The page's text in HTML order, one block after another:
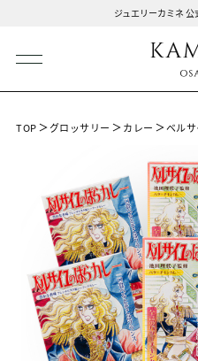
ジュエリーカミネ
TOP グロッサリー カレー ベル